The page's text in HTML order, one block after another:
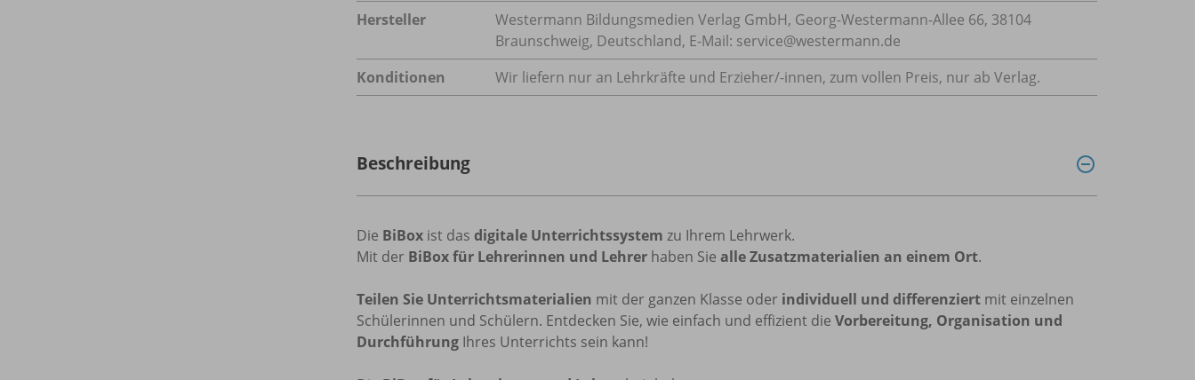
Hersteller
Westermann Bildungsmedien Verlag GmbH, Georg-Westermann-Allee 66, 38104
Braunschweig, Deutschland, E-Mail: service@westermann.de
Konditionen
Wir liefern nur an Lehrkräfte und Erzieher/-innen, zum vollen Preis, nur ab Verlag.
Beschreibung
Die BiBox ist das digitale Unterrichtssystem zu Ihrem Lehrwerk.
Mit der BiBox für Lehrerinnen und Lehrer haben Sie alle Zusatzmaterialien an einem Ort.
Teilen Sie Unterrichtsmaterialien mit der ganzen Klasse oder individuell und differenziert mit einzelnen
Schülerinnen und Schülern. Entdecken Sie, wie einfach und effizient die Vorbereitung, Organisation und
Durchführung Ihres Unterrichts sein kann!